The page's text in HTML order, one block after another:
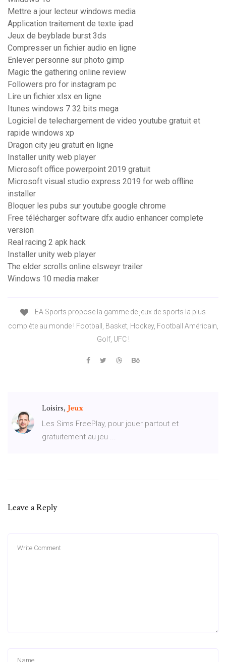
Mettre a jour lecteur windows media
Application traitement de texte ipad
Jeux de beyblade burst 3ds
Compresser un fichier audio en ligne
Enlever personne sur photo gimp
Magic the gathering online review
Followers pro for instagram pc
Lire un fichier xlsx en ligne
Itunes windows 7 32 bits mega
Logiciel de telechargement de video youtube gratuit et
rapide windows xp
Dragon city jeu gratuit en ligne
Installer unity web player
Microsoft office powerpoint 2019 gratuit
Microsoft visual studio express 2019 for web offline
installer
Bloquer les pubs sur youtube google chrome
Free télécharger software dfx audio enhancer complete
version
Real racing 2 apk hack
Installer unity web player
The elder scrolls online elsweyr trailer
Windows 10 media maker
EA Sports propose la gamme de jeux de sports la plus
complète au monde ! Football, Basket, Hockey, Football Américain,
Golf, UFC !
Loisirs, Jeux
Les Sims FreePlay, pour jouer partout et
gratuitement au jeu ...
Leave a Reply